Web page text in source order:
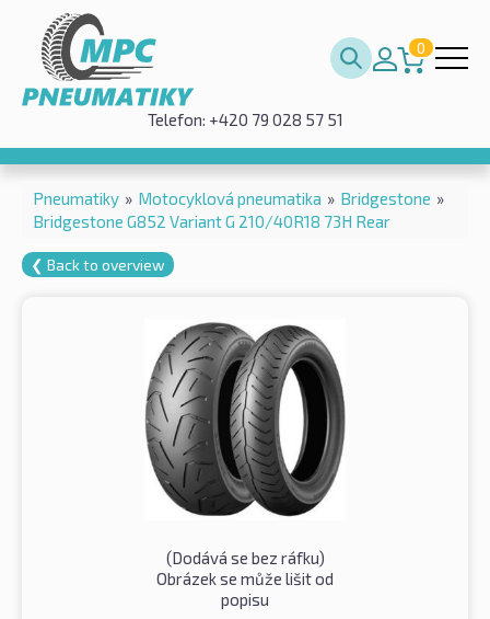
0
Telefon: +420 79 028 57 51
Pneumatiky » Motocyklová pneumatika » Bridgestone »
Bridgestone G852 Variant G 210/40R18 73H Rear
❮ Back to overview
(Dodává se bez ráfku)
Obrázek se může lišit od
popisu